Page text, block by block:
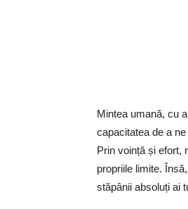
Mintea umană, cu
capacitatea de a
Prin voință și efort,
propriile limite.
stăpânii absoluți ai